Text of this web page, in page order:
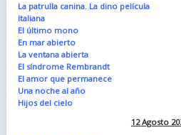
La patrulla canina. La dino película
Italiana
El último mono
En mar abierto
La ventana abierta
El síndrome Rembrandt
El amor que permanece
Una noche al año
Hijos del cielo
12 Agosto